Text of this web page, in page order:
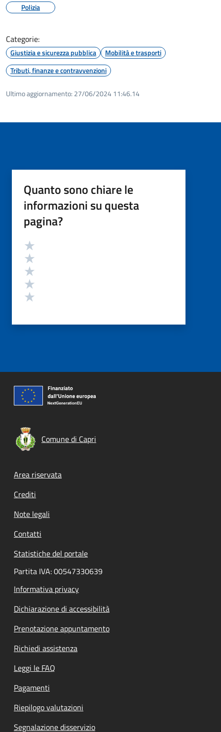
Polizia
Categorie:
Giustizia e sicurezza pubblica
Mobilità e trasporti
Tributi, finanze e contravvenzioni
Ultimo aggiornamento: 27/06/2024 11:46.14
Quanto sono chiare le
informazioni su questa
pagina?
Valutazione
Comune di Capri
Footer menu
Area riservata
Crediti
Note legali
Contatti
Statistiche del portale
Partita IVA: 00547330639
Informativa privacy
Dichiarazione di accessibilità
Prenotazione appuntamento
Richiedi assistenza
Leggi le FAQ
Pagamenti
Riepilogo valutazioni
Segnalazione disservizio